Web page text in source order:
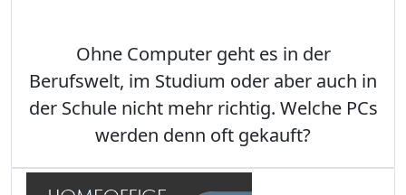
Ohne Computer geht es in der
Berufswelt, im Studium oder aber auch in
der Schule nicht mehr richtig. Welche PCs
werden denn oft gekauft?